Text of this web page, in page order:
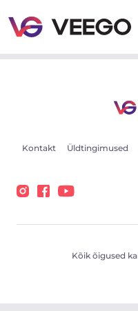
Kontakt Üldtingimused
Kõik õigused